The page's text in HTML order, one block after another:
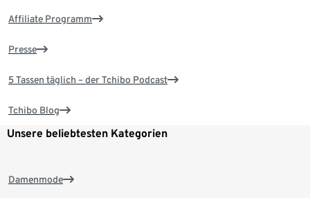
Affiliate Programm
Presse
5 Tassen täglich – der Tchibo Podcast
Tchibo Blog
Unsere beliebtesten Kategorien
Damenmode